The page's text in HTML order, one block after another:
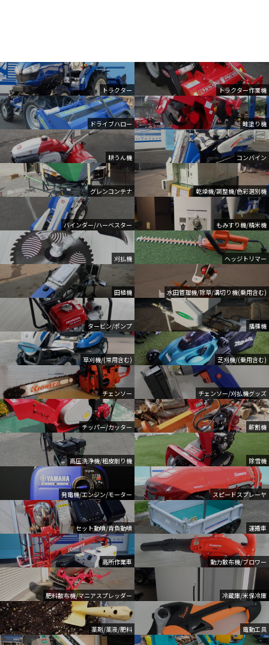
トラクター トラクター作業機
ドライブハロー 畦塗り機
耕うん機 コンバイン
グレンコンテナ 乾燥機/調整機/色彩選別機
バインダー/ハーベスター もみすり機/精米機
刈払機 ヘッジトリマー
田植機 水田管理機/除草/溝切り機(乗用含む)
タービン/ポンプ 播種機
草刈機/(常用含む) 芝刈機/(乗用含む)
チェンソー チェンソー/刈払機グッズ
チッパー/カッター 薪割機
高圧洗浄機/粗皮削り機 除雪機
発電機/エンジン/モーター スピードスプレーヤ
セット動噴/背負動噴 運搬車
高所作業車 動力散布機/ブロワー
肥料散布機/マニアスプレッダー 冷蔵庫/米保冷庫
薬剤/薬液/肥料 電動工具